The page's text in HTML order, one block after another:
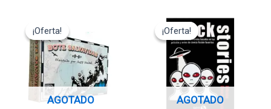
¡Oferta!
AGOTADO
¡Oferta!
precio
original
era:
24,95€.
actual
es:
12,47€.
¡Oferta!
AGOTADO
¡Oferta!
precio
original
era:
12,95€.
precio
actual
11,65€.